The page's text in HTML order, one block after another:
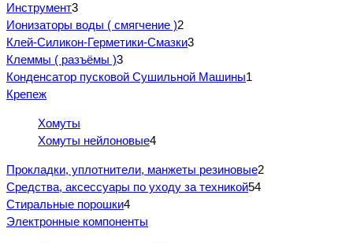
Инструмент3
Ионизаторы воды ( смягчение )2
Клей-Силикон-Герметики-Смазки3
Клеммы ( разъёмы )3
Конденсатор пусковой Сушильной Машины1
Крепеж
Хомуты
Хомуты нейлоновые4
Прокладки, уплотнители, манжеты резиновые2
Средства, аксессуары по уходу за техникой54
Стиральные порошки4
Электронные компоненты